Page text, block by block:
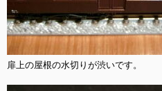
扉上の屋根の水切りが渋いです。